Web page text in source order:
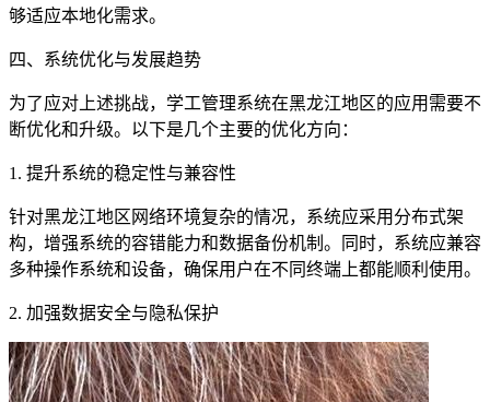
够适应本地化需求。
四、系统优化与发展趋势
为了应对上述挑战，学工管理系统在黑龙江地区的应用需要不
断优化和升级。以下是几个主要的优化方向：
1. 提升系统的稳定性与兼容性
针对黑龙江地区网络环境复杂的情况，系统应采用分布式架
构，增强系统的容错能力和数据备份机制。同时，系统应兼容
多种操作系统和设备，确保用户在不同终端上都能顺利使用。
2. 加强数据安全与隐私保护